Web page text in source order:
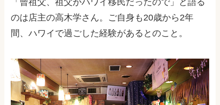
のは店主の高木学さん。ご自身も20歳から2年
間、ハワイで過ごした経験があるとのこと。